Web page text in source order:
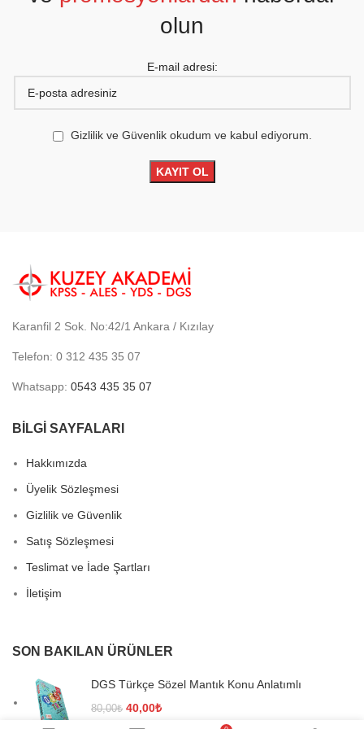
olun
E-mail adresi:
Gizlilik ve Güvenlik okudum ve kabul ediyorum.
Karanfil 2 Sok. No:42/1 Ankara / Kızılay
Telefon: 0 312 435 35 07
Whatsapp: 0543 435 35 07
BİLGİ SAYFALARI
Hakkımızda
Üyelik Sözleşmesi
Gizlilik ve Güvenlik
Satış Sözleşmesi
Teslimat ve İade Şartları
İletişim
SON BAKILAN ÜRÜNLER
DGS Türkçe Sözel Mantık Konu Anlatımlı
80,00₺ Orijinal
40,00₺Şu